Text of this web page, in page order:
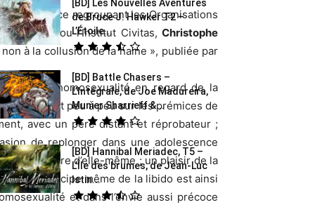
en France regroupant les Organisations
français ou l’Institut Civitas, Christophe
à la collusion de la haine », publiée par
sur l’homosexualité en regard de la
», revient peu à peu sur les prémices de
avec un père distant et réprobateur ;
de replonger dans une adolescence
folle et ivre d’elle-même ; un plaisir de la
Le principe même de la libido est ainsi
et dans l’envie aussi précoce
[BD] Les Nouvelles Aventures
de Bruce J. Hawker T2 –
L’Étoile...
[BD] Battle Chasers –
L’Intégrale, de Joe Madureira,
Munier Sharrieff &...
[BD] Hannibal Meriadec, T5 –
L’Île des brumes, de Jean-Luc
Istin...